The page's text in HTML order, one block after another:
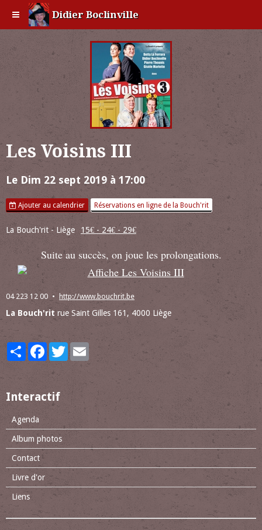
Didier Boclinville
Les Voisins III
Le Dim 22 sept 2019 à 17:00
Ajouter au calendrier Réservations en ligne de la Bouch'rit
La Bouch'rit - Liège 15€ - 24€ - 29€
Suite au succès, on joue les prolongations.
04 223 12 00 http://www.bouchrit.be
La Bouch'ritrue Saint Gilles 161, 4000 Liège
PartagerFacebookTwitter Email
Interactif
Agenda
Album photos
Contact
Livre d'or
Liens